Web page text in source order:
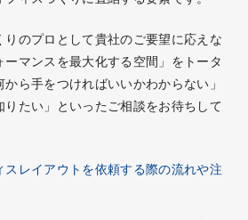
りのプロとして貴社のご要望に応えな
マンスを最大化する空間」をトータ
ら手をつければいいかわからない」
りたい」といったご相談をお待ちして
スレイアウトを依頼する際の流れや注